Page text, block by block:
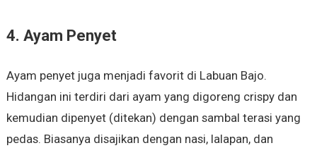
4. Ayam Penyet
Ayam penyet juga menjadi favorit di Labuan Bajo.
Hidangan ini terdiri dari ayam yang digoreng crispy dan
kemudian dipenyet (ditekan) dengan sambal terasi yang
pedas. Biasanya disajikan dengan nasi, lalapan, dan